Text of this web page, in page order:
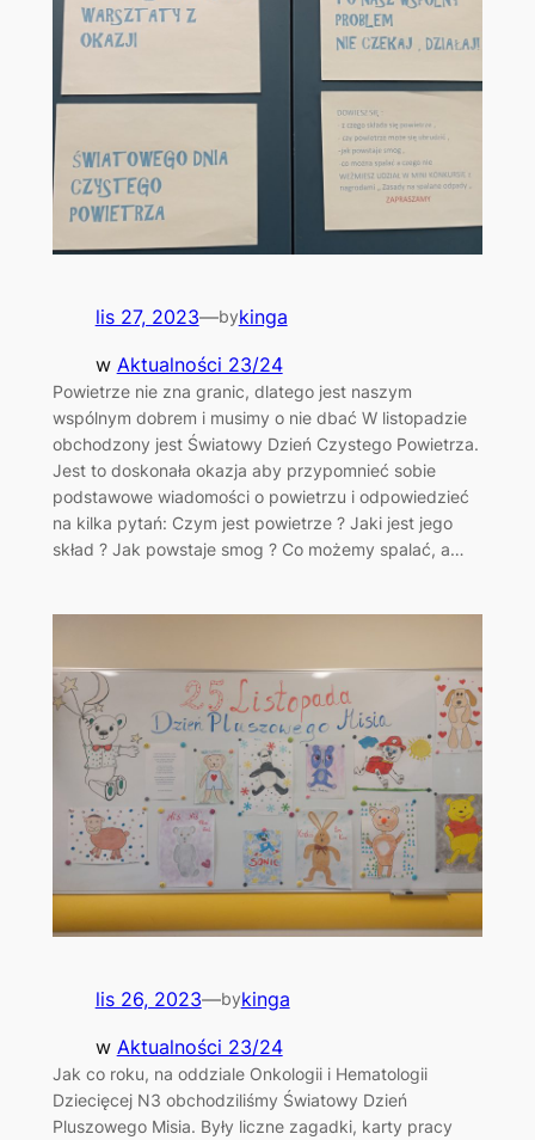
lis 27, 2023—bykinga
w Aktualności 23/24
Powietrze nie zna granic, dlatego jest naszym
wspólnym dobrem i musimy o nie dbać W listopadzie
obchodzony jest Światowy Dzień Czystego Powietrza.
Jest to doskonała okazja aby przypomnieć sobie
podstawowe wiadomości o powietrzu i odpowiedzieć
na kilka pytań: Czym jest powietrze ? Jaki jest jego
skład ? Jak powstaje smog ? Co możemy spalać, a…
lis 26, 2023—bykinga
w Aktualności 23/24
Jak co roku, na oddziale Onkologii i Hematologii
Dziecięcej N3 obchodziliśmy Światowy Dzień
Pluszowego Misia. Były liczne zagadki, karty pracy